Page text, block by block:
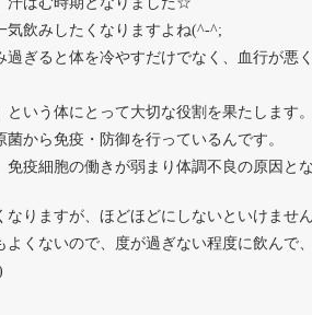
気飲みしたくなりますよね(^-^;
ぎると体を冷やすだけでなく、血行が悪
いう体にとって大切な役割を果たします
から免疫・防御を行っているんです。
疫細胞の働きが弱まり体調不良の原因と
りますが、ほどほどにしないといけませ
よくないので、度が過ぎない程度に飲んで